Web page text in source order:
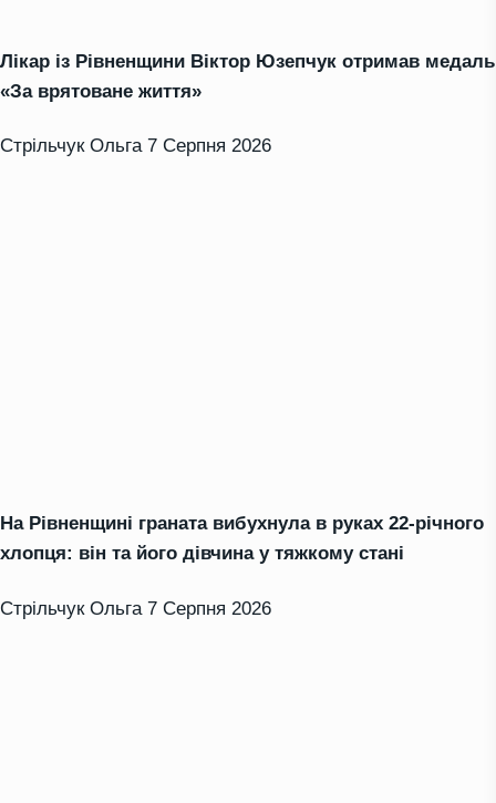
Лікар із Рівненщини Віктор Юзепчук отримав медаль
«За врятоване життя»
Стрільчук Ольга 7 Серпня 2026
На Рівненщині граната вибухнула в руках 22-річного
хлопця: він та його дівчина у тяжкому стані
Стрільчук Ольга 7 Серпня 2026